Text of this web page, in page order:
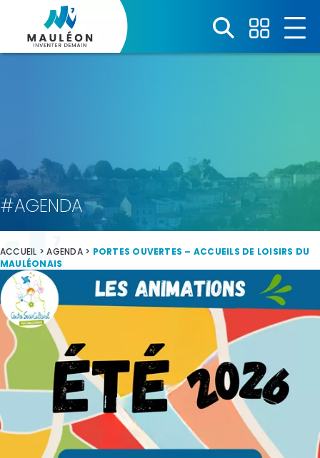
#AGENDA
ACCUEIL >AGENDA> PORTES OUVERTES – ACCUEILS DE LOISIRS DU
MAULÉONAIS
Panneau de gestion des cookies